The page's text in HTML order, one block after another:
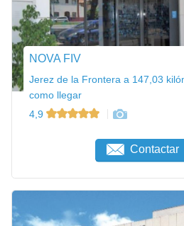
NOVA FIV
Jerez de la Frontera a 147,03
como llegar
4,9
Contactar